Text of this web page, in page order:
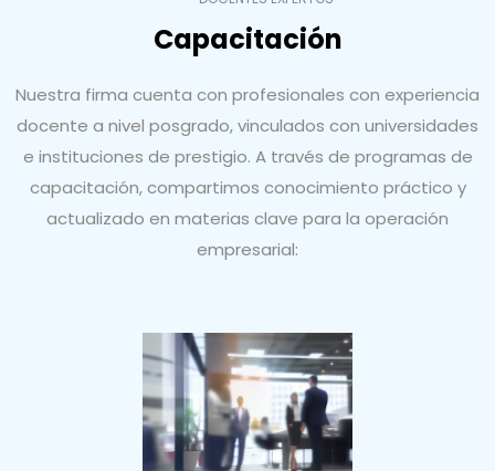
Capacitación
Nuestra firma cuenta con profesionales con experiencia
docente a nivel posgrado, vinculados con universidades
e instituciones de prestigio. A través de programas de
capacitación, compartimos conocimiento práctico y
actualizado en materias clave para la operación
empresarial: